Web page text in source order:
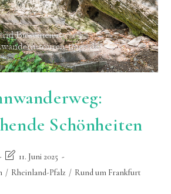
Schönheiten
Beitrag
zuletzt
geändert
11. Juni 2025
/ Rheinland-Pfalz / Rund um Frankfurt